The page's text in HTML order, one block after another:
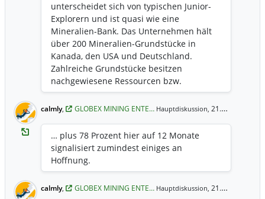
unterscheidet sich von typischen Junior-
Explorern und ist quasi wie eine
Mineralien-Bank. Das Unternehmen hält
über 200 Mineralien-Grundstücke in
Kanada, den USA und Deutschland.
Zahlreiche Grundstücke besitzen
nachgewiesene Ressourcen bzw.
mineralisierte Bohrungen. Zu diesen
Grundstücken vergibt CEO Jack Stoch
übertragen Partner das Explorationsrisiko,
während Globex jährlich mindestens 2,5
Mio. CAD selbst in seine Projekte
investiert. Dies minimiert die
Mining positioniert sich als solider
calmly, GLOBEX MINING ENTE… Hauptdiskussion, 21.03.2025 9:04 Uhr
… plus 78 Prozent hier auf 12 Monate
signalisiert zumindest einiges an
Hoffnung.
calmly, GLOBEX MINING ENTE… Hauptdiskussion, 21.03.2025 9:03 Uhr